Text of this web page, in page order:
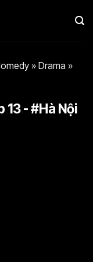
» Drama »
13 - #Hà Nội